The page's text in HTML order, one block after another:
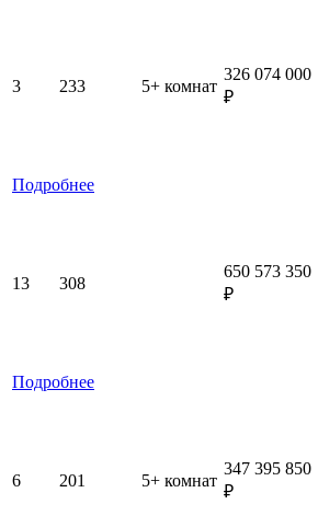
3 233 5+ комнат
326 074 000
₽
Подробнее
13 308
650 573 350
₽
Подробнее
6 201 5+ комнат
347 395 850
₽